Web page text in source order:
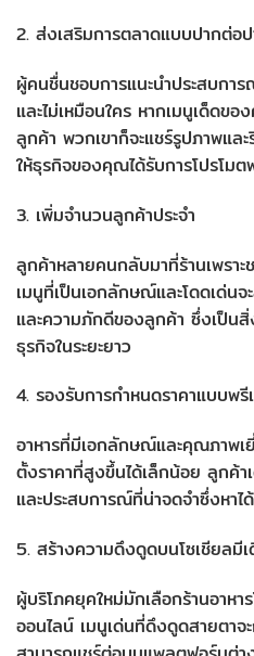
2. ส่งเสริมการตลาดแบบปากต่อ
ผู้คนชื่นชอบการแนะนำประสบกา
และไม่เหมือนใคร หากเมนูเด็ดข
ลูกค้า พวกเขาก็จะแชร์รูปภาพแล
ให้ธุรกิจของคุณได้รับการโปรโมต
3. เพิ่มจำนวนลูกค้าประจำ
ลูกค้าหลายคนกลับมาที่ร้านเพราะ
เมนูที่เป็นเอกลักษณ์และโดดเด่น
และความภักดีของลูกค้า ซึ่งเป็น
ธุรกิจในระยะยาว
4. รองรับการกำหนดราคาแบบพรี
อาหารที่มีเอกลักษณ์และคุณภาพเ
ตั้งราคาที่สูงขึ้นได้เล็กน้อย ลูกค้า
และประสบการณ์ที่น่าจดจำซึ่งหาไ
5. สร้างความดึงดูดบนโซเชียลมี
ผู้บริโภคยุคใหม่มักเลือกร้านอาหา
ออนไลน์ เมนูเด่นที่ดึงดูดสายตาจ